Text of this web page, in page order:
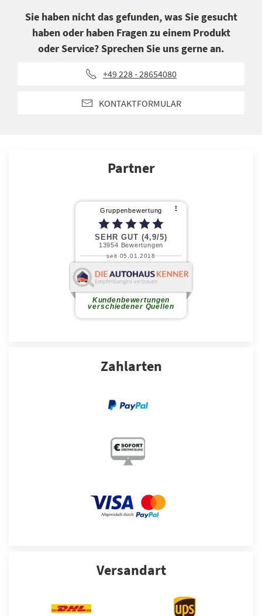
Sie haben nicht das gefunden, was Sie gesucht
haben oder haben Fragen zu einem Produkt
oder Service? Sprechen Sie uns gerne an.
+49 228 - 28654080
KONTAKTFORMULAR
Partner
Zahlarten
Versandart